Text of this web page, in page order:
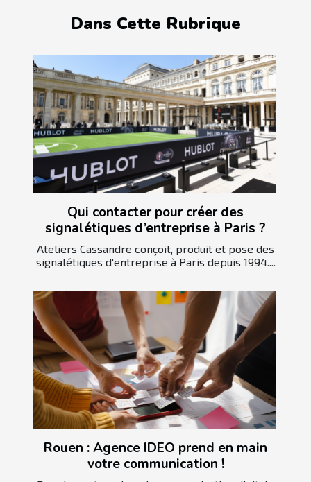
Dans Cette Rubrique
Qui contacter pour créer des
signalétiques d’entreprise à Paris ?
Ateliers Cassandre conçoit, produit et pose des
signalétiques d'entreprise à Paris depuis 1994....
Rouen : Agence IDEO prend en main
votre communication !